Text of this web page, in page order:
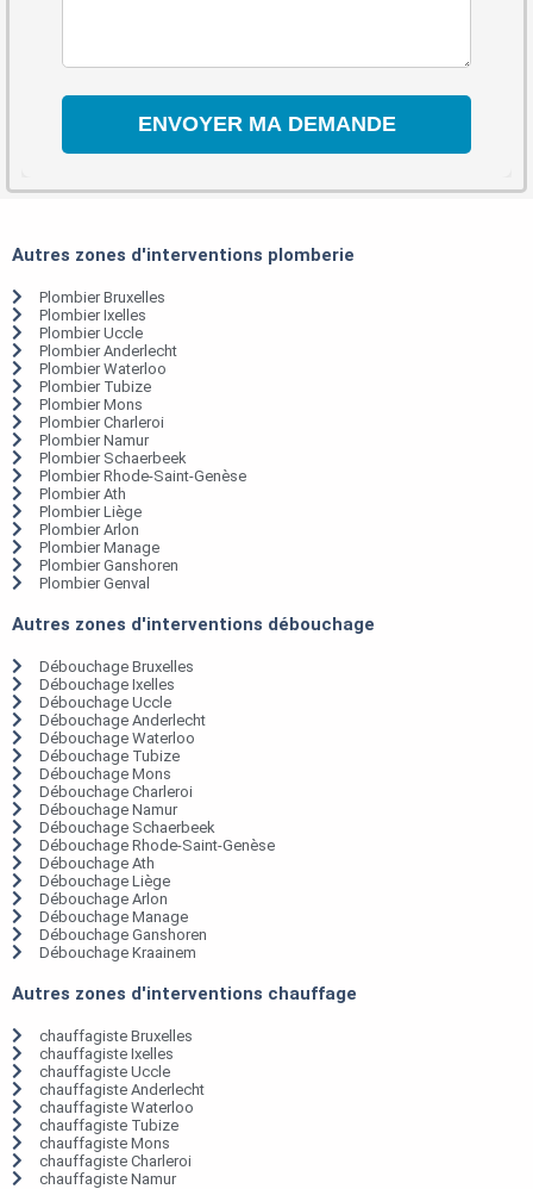
Autres zones d'interventions plomberie
Plombier Bruxelles
Plombier Ixelles
Plombier Uccle
Plombier Anderlecht
Plombier Waterloo
Plombier Tubize
Plombier Mons
Plombier Charleroi
Plombier Namur
Plombier Schaerbeek
Plombier Rhode-Saint-Genèse
Plombier Ath
Plombier Liège
Plombier Arlon
Plombier Manage
Plombier Ganshoren
Plombier Genval
Autres zones d'interventions débouchage
Débouchage Bruxelles
Débouchage Ixelles
Débouchage Uccle
Débouchage Anderlecht
Débouchage Waterloo
Débouchage Tubize
Débouchage Mons
Débouchage Charleroi
Débouchage Namur
Débouchage Schaerbeek
Débouchage Rhode-Saint-Genèse
Débouchage Ath
Débouchage Liège
Débouchage Arlon
Débouchage Manage
Débouchage Ganshoren
Débouchage Kraainem
Autres zones d'interventions chauffage
chauffagiste Bruxelles
chauffagiste Ixelles
chauffagiste Uccle
chauffagiste Anderlecht
chauffagiste Waterloo
chauffagiste Tubize
chauffagiste Mons
chauffagiste Charleroi
chauffagiste Namur